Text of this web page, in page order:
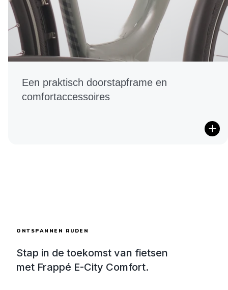
Een praktisch doorstapframe en
comfortaccessoires
ONTSPANNEN RIJDEN
Stap in de toekomst van fietsen
met Frappé E-City Comfort.